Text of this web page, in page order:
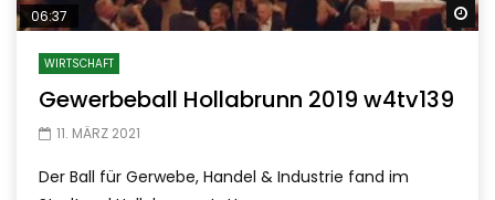
06:37
WIRTSCHAFT
Gewerbeball Hollabrunn 2019 w4tv139
11. MÄRZ 2021
Der Ball für Gerwebe, Handel & Industrie fand im